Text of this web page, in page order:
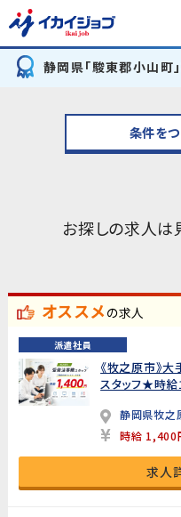
静岡県「駿東郡小山町
条件を
お探しの求人は
オススメの求人
派遣社員
《牧之原市》
スタッフ★時
静岡県牧之
時給 1,400
求人